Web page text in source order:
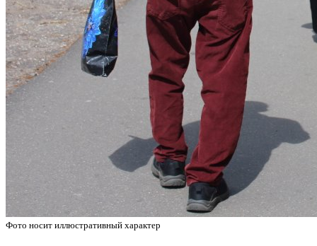
Фото носит иллюстративный характер